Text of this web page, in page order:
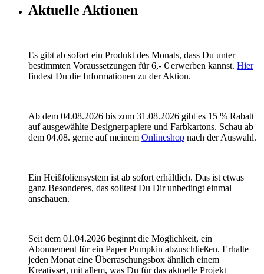
Aktuelle Aktionen
Es gibt ab sofort ein Produkt des Monats, dass Du unter
bestimmten Voraussetzungen für 6,- € erwerben kannst. Hier
findest Du die Informationen zu der Aktion.
Ab dem 04.08.2026 bis zum 31.08.2026 gibt es 15 % Rabatt
auf ausgewählte Designerpapiere und Farbkartons. Schau ab
dem 04.08. gerne auf meinem Onlineshop nach der Auswahl.
Ein Heißfoliensystem ist ab sofort erhältlich. Das ist etwas
ganz Besonderes, das solltest Du Dir unbedingt einmal
anschauen.
Seit dem 01.04.2026 beginnt die Möglichkeit, ein
Abonnement für ein Paper Pumpkin abzuschließen. Erhalte
jeden Monat eine Überraschungsbox ähnlich einem
Kreativset, mit allem, was Du für das aktuelle Projekt